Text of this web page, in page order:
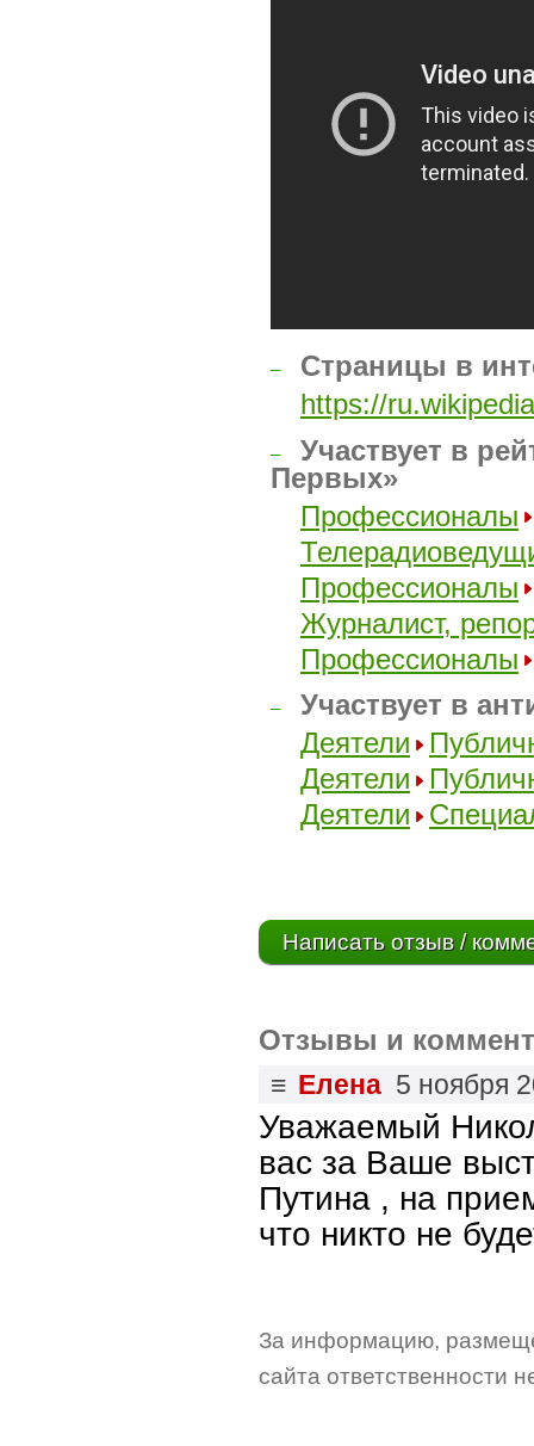
–
Страницы в
https://
–
Участвует в
Первых»
Профессионалы
Профессионалы
Журналист,
Профессионалы
–
Участвует в
Деятели
Деятели
Деятели
Написать отзыв /
Отзывы и
≡ Елена 5 ноября
Уважаемый
вас за Ваше
Путина , на
что никто не
За информацию,
сайта ответственности